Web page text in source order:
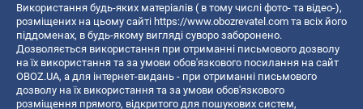
Використання будь-яких матеріалів ( в тому числі фото- та відео-),
розміщених на цьому сайті https://www.obozrevatel.com та всіх його
піддоменах, в будь-якому вигляді суворо заборонено.
Дозволяється використання при отриманні письмового дозволу
на їх використання та за умови обов'язкового посилання на сайт
OBOZ.UA, а для інтернет-видань - при отриманні письмового
дозволу на їх використання та за умови обов'язкового
розміщення прямого, відкритого для пошукових систем,